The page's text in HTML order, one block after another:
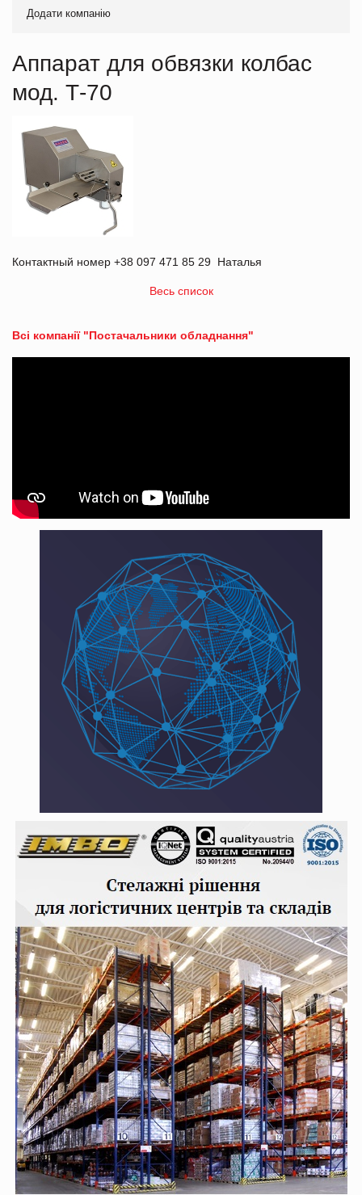
Додати компанію
Аппарат для обвязки колбас
мод. Т-70
Контактный номер +38 097 471 85 29 Наталья
Весь список
Всі компанії "Постачальники обладнання"